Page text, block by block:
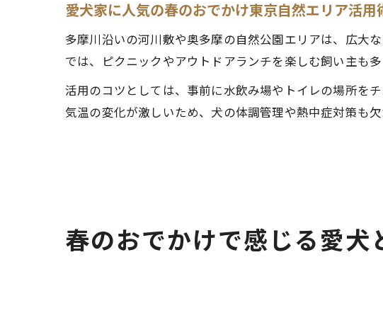
愛犬家に人気の春のおでかけ東京自然エリア活用
多摩川沿いの河川敷や奥多摩の自然公園エリアは、広大
では、ピクニックやアウトドアランチを楽しむ飼い主も多
活用のコツとしては、事前に水飲み場やトイレの場所を
気温の変化が激しいため、犬の体調管理や熱中症対策も欠
春のおでかけで感じる愛犬